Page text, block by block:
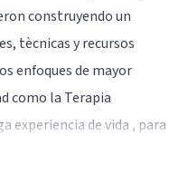
construyendo un
tècnicas y recursos
enfoques de mayor
como la Terapia
experiencia de vida , para